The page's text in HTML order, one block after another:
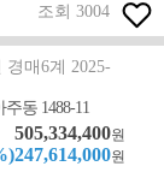
조회 3004
매6계 2025-
동 1488-11
505,334,400원
원